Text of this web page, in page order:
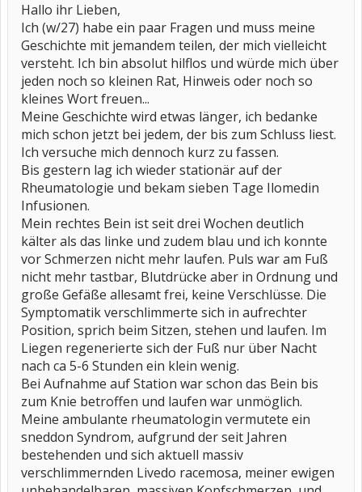
Hallo ihr Lieben,
Ich (w/27) habe ein paar Fragen und muss meine
Geschichte mit jemandem teilen, der mich vielleicht
versteht. Ich bin absolut hilflos und würde mich über
jeden noch so kleinen Rat, Hinweis oder noch so
kleines Wort freuen...
Meine Geschichte wird etwas länger, ich bedanke
mich schon jetzt bei jedem, der bis zum Schluss liest.
Ich versuche mich dennoch kurz zu fassen.
Bis gestern lag ich wieder stationär auf der
Rheumatologie und bekam sieben Tage Ilomedin
Infusionen.
Mein rechtes Bein ist seit drei Wochen deutlich
kälter als das linke und zudem blau und ich konnte
vor Schmerzen nicht mehr laufen. Puls war am Fuß
nicht mehr tastbar, Blutdrücke aber in Ordnung und
große Gefäße allesamt frei, keine Verschlüsse. Die
Symptomatik verschlimmerte sich in aufrechter
Position, sprich beim Sitzen, stehen und laufen. Im
Liegen regenerierte sich der Fuß nur über Nacht
nach ca 5-6 Stunden ein klein wenig.
Bei Aufnahme auf Station war schon das Bein bis
zum Knie betroffen und laufen war unmöglich.
Meine ambulante rheumatologin vermutete ein
sneddon Syndrom, aufgrund der seit Jahren
bestehenden und sich aktuell massiv
verschlimmernden Livedo racemosa, meiner ewigen